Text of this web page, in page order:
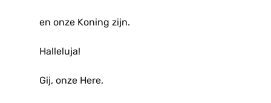
en onze Koning zijn.
Halleluja!
Gij, onze Here,